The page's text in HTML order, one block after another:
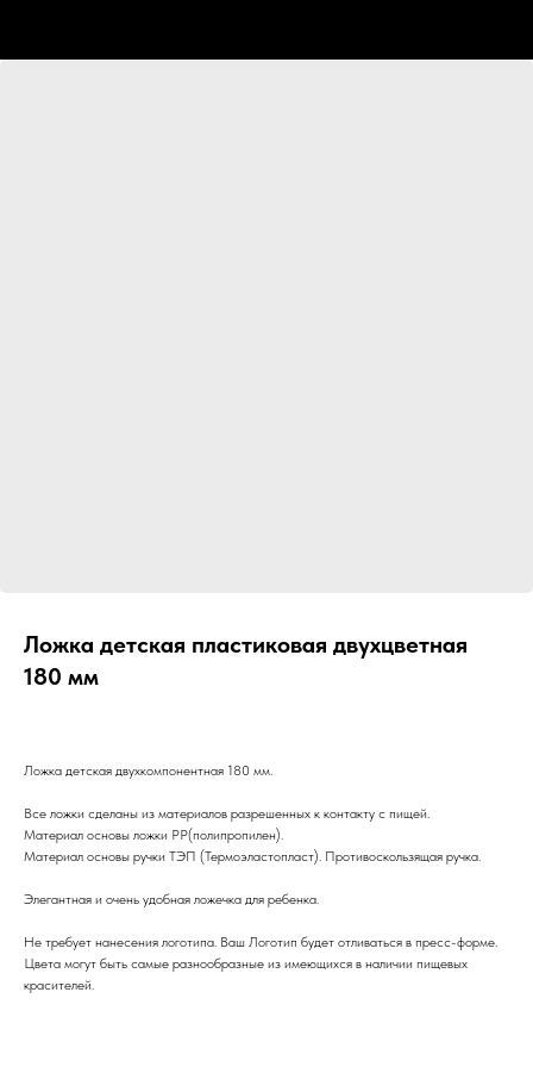
Ложка детская пластиковая двухцветная
180 мм
Ложка детская двухкомпонентная 180 мм.
Все ложки сделаны из материалов разрешенных к контакту с пищей.
Материал основы ложки PP(полипропилен).
Материал основы ручки ТЭП (Термоэластопласт). Противоскользящая ручка.
Элегантная и очень удобная ложечка для ребенка.
Не требует нанесения логотипа. Ваш Логотип будет отливаться в пресс-форме.
Цвета могут быть самые разнообразные из имеющихся в наличии пищевых
красителей.